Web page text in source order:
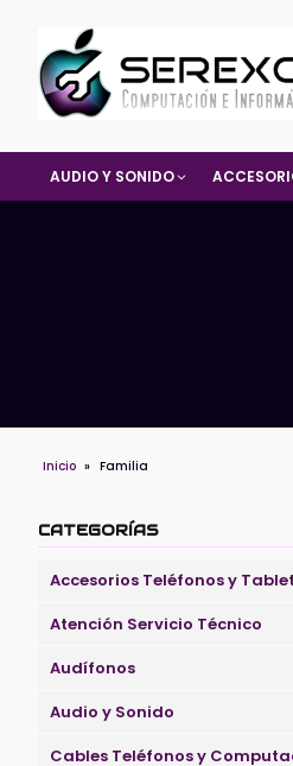
AUDIO Y SONIDO
Inicio » Familia
CATEGORÍAS
Accesorios Teléfonos y
Atención Servicio Técnico
Audífonos
Audio y Sonido
Cables Teléfonos y